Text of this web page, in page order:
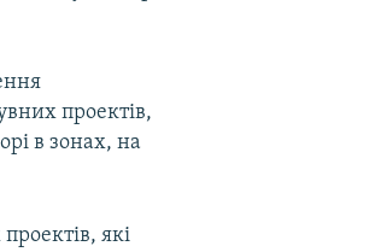
проектів,
в зонах, на
які